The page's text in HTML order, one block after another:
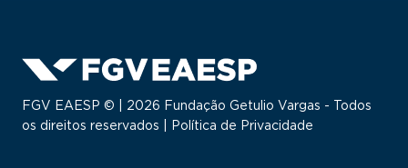
FGV EAESP © | 2026 Fundação Getulio Vargas - Todos
os direitos reservados |
Política de Privacidade